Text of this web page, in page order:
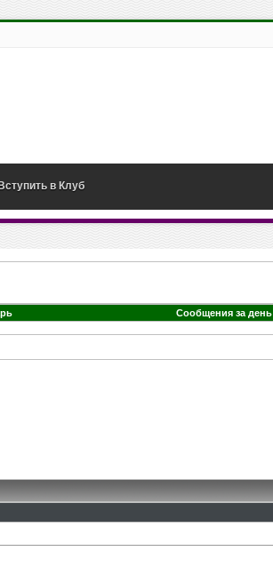
Вступить в Клуб
Сообщения за день